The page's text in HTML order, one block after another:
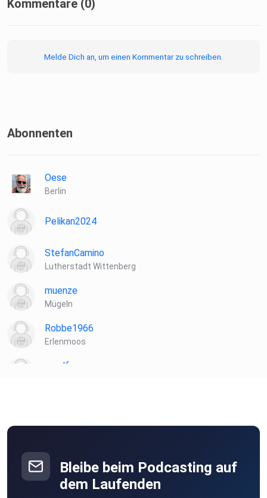
Kommentare (0)
Melde Dich an, um einen Kommentar zu schreiben.
Abonnenten
Oese
Berlin
Pelikan2024
StefanCamino
Lutherstadt Wittenberg
muenze
Mügeln
Robbe1966
Erlenmoos
muelf
Hamburg
Wacka
Weissach
Bleibe beim Podcasting auf
dem Laufenden